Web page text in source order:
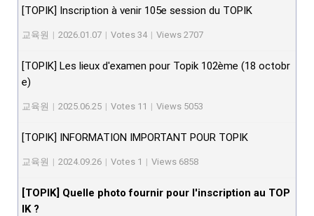
[TOPIK] Inscription à venir 105e session du TOPIK
교육원 | 2026.01.07 | Votes 34 | Views 2707
[TOPIK] Les lieux d'examen pour Topik 102ème (18 octobr
e)
교육원 | 2025.06.25 | Votes 11 | Views 5053
[TOPIK] INFORMATION IMPORTANT POUR TOPIK
교육원 | 2024.09.26 | Votes 1 | Views 6858
[TOPIK] Quelle photo fournir pour l'inscription au TOP
IK ?